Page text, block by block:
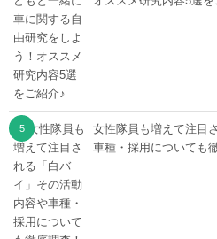
女性隊員も増えて注目
車種・採用についても